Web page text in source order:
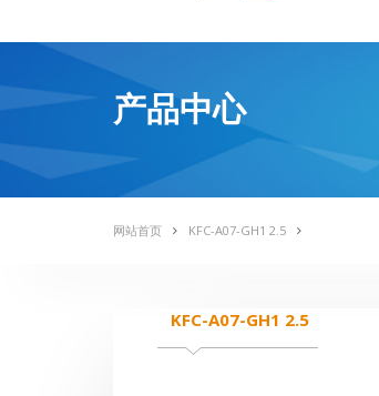
产品中心
网站首页 KFC-A07-GH1 2.5
KFC-A07-GH1 2.5